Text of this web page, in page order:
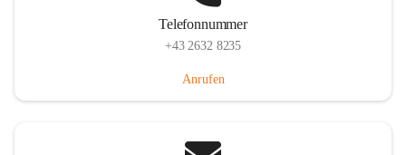
Telefonnummer
+43 2632 8235
Anrufen